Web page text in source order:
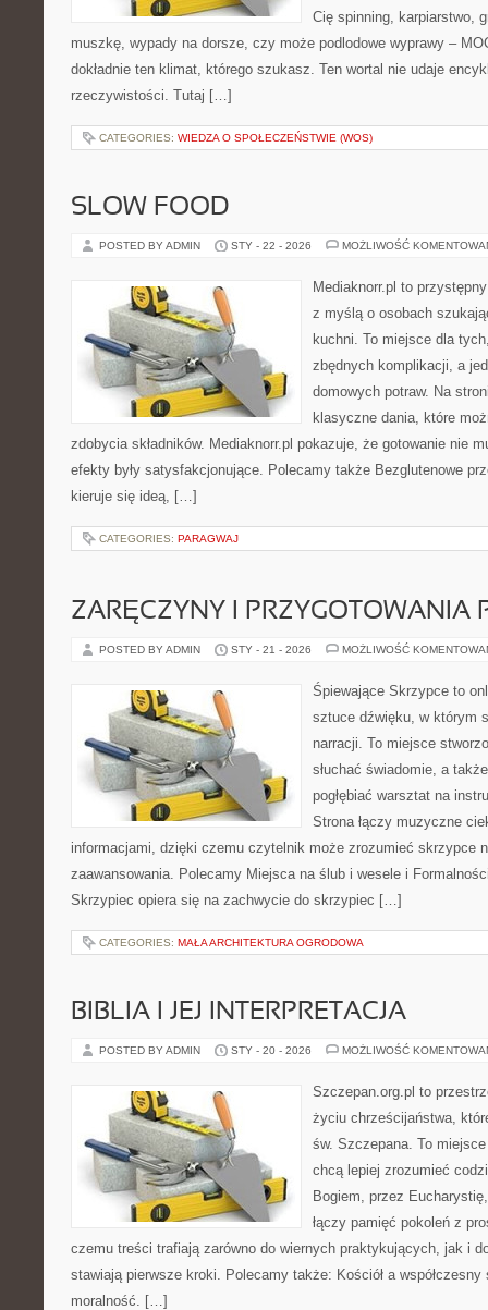
Cię spinning, karpiarstwo,
muszkę, wypady na dorsze, czy może podlodowe wyprawy –
dokładnie ten klimat, którego szukasz. Ten wortal nie udaje
rzeczywistości. Tutaj […]
CATEGORIES: WIEDZA O SPOŁECZEŃSTWIE (WOS)
SLOW FOOD
POSTED BY ADMIN STY - 22 - 2026 MOŻLIWOŚĆ
Mediaknorr.pl to
z myślą o osobach
kuchni. To miejsce dla
zbędnych komplikacji, a
domowych potraw. Na
klasyczne dania, które
zdobycia składników. Mediaknorr.pl pokazuje, że gotowanie nie
efekty były satysfakcjonujące. Polecamy także Bezglutenowe
kieruje się ideą, […]
CATEGORIES: PARAGWAJ
ZARĘCZYNY I PRZYGOTOWANIA
POSTED BY ADMIN STY - 21 - 2026 MOŻLIWOŚĆ
Śpiewające Skrzypce to
sztuce dźwięku, w którym
narracji. To miejsce
słuchać świadomie, a
pogłębiać warsztat na
Strona łączy muzyczne
informacjami, dzięki czemu czytelnik może zrozumieć skrzypce
zaawansowania. Polecamy Miejsca na ślub i wesele i
Skrzypiec opiera się na zachwycie do skrzypiec […]
CATEGORIES: MAŁA ARCHITEKTURA OGRODOWA
BIBLIA I JEJ INTERPRETACJA
POSTED BY ADMIN STY - 20 - 2026 MOŻLIWOŚĆ
Szczepan.org.pl to
życiu chrześcijaństwa,
św. Szczepana. To
chcą lepiej zrozumieć
Bogiem, przez
łączy pamięć pokoleń z
czemu treści trafiają zarówno do wiernych praktykujących, jak i
stawiają pierwsze kroki. Polecamy także: Kościół a
moralność. […]